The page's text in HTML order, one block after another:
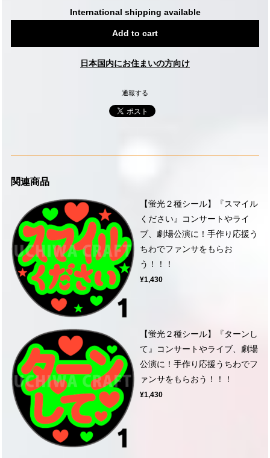
International shipping available
Add to cart
日本国内にお住まいの方向け
通報する
関連商品
【蛍光２種シール】『スマイル
ください』コンサートやライ
ブ、劇場公演に！手作り応援う
ちわでファンサをもらお
う！！！
¥1,430
【蛍光２種シール】『ターンし
て』コンサートやライブ、劇場
公演に！手作り応援うちわでフ
ァンサをもらおう！！！
¥1,430